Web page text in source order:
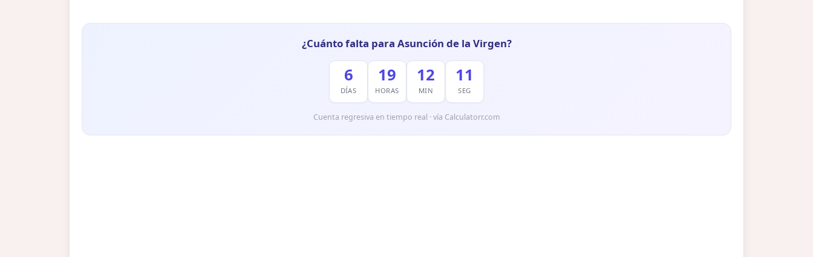
¿Cuánto falta para Asunción de la Virgen?
6
DÍAS
19
HORAS
12
MIN
10
SEG
Cuenta regresiva en tiempo real · vía Calculatorr.com